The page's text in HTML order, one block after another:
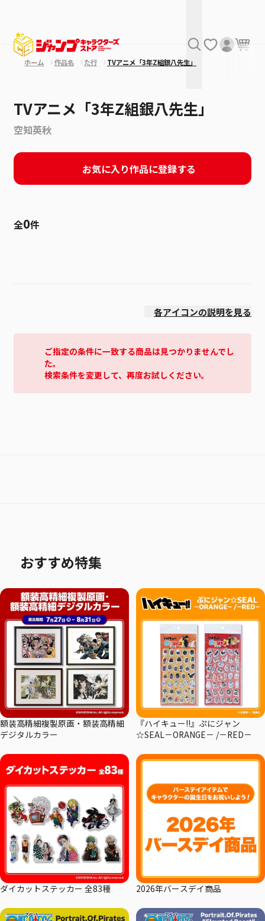
ホーム 作品名 た行 TVアニメ「3年Z組銀八先生」
TVアニメ「3年Z組銀八先生」
空知英秋
お気に入り作品に登録する
全0件
各アイコンの説明を見る
ご指定の条件に一致する商品は見つかりませんでし
た。
検索条件を変更して、再度お試しください。
おすすめ特集
額装高精細複製原画・額装高精細
デジタルカラー
『ハイキュー!!』ぷにジャン
☆SEAL－ORANGE－ /－RED－
ダイカットステッカー 全83種 2026年バースデイ商品